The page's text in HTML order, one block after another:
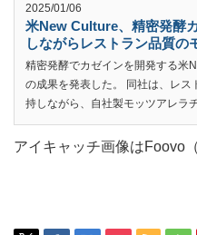
2025/01/06
米New Culture、精密発酵
しながらレストラン品質の
精密発酵でカゼインを開発する米
の成果を発表した。 同社は、レ
持しながら、自社製モッツアレラ
アイキャッチ画像はFoovo